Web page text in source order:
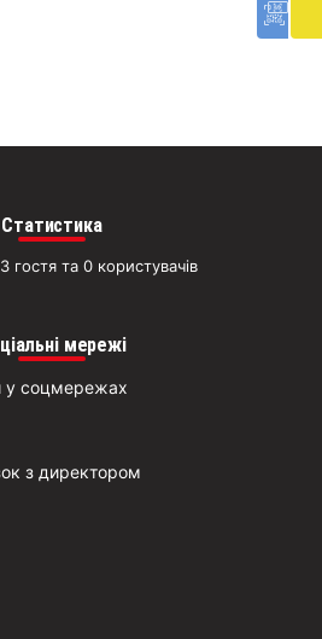
Статистика
гостя та 0 користувачів
мережі
у соцмережах
з директором